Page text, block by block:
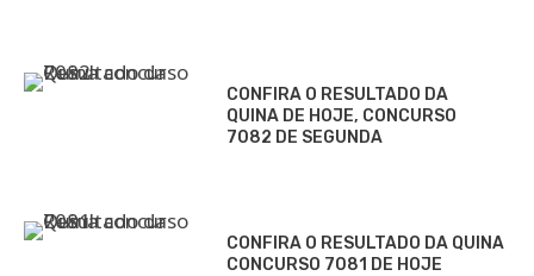
CONFIRA O RESULTADO DA
QUINA DE HOJE, CONCURSO
7082 DE SEGUNDA
CONFIRA O RESULTADO DA QUINA
CONCURSO 7081 DE HOJE